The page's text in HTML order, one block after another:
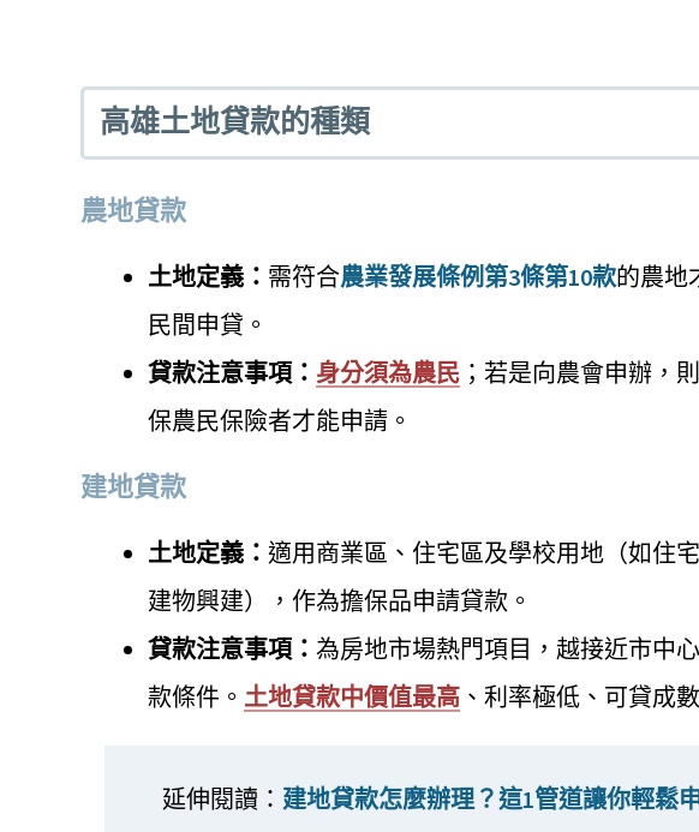
高雄土地貸款的種類
農地貸款
土地定義： 需符合農業發展條例第3條第10款的農地
民間申貸。
貸款注意事項： 身分須為農民 ；若是向農會申辦，
保農民保險者才能申請。
建地貸款
土地定義： 適用商業區、住宅區及學校用地（如住
建物興建），作為擔保品申請貸款。
貸款注意事項： 為房地市場熱門項目，越接近市中
款條件。 土地貸款中價值最高 、利率極低、可貸成
延伸閱讀： 建地貸款怎麼辦理？這1管道讓你輕鬆